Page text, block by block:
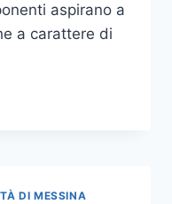
aspirano a
a carattere di
DI MESSINA